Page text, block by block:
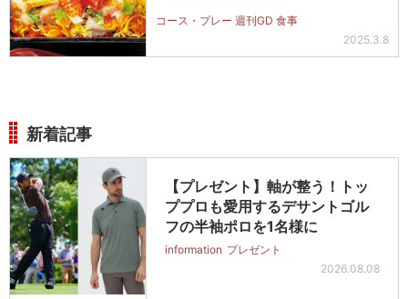
コース・プレー 週刊GD 食事
2025.3.8
新着記事
【プレゼント】軸が整う！トッ
ププロも愛用するデサントゴル
フの半袖ポロを1名様に
information プレゼント
2026.08.08